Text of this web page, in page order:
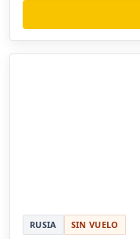
RUSIA SIN VUELO